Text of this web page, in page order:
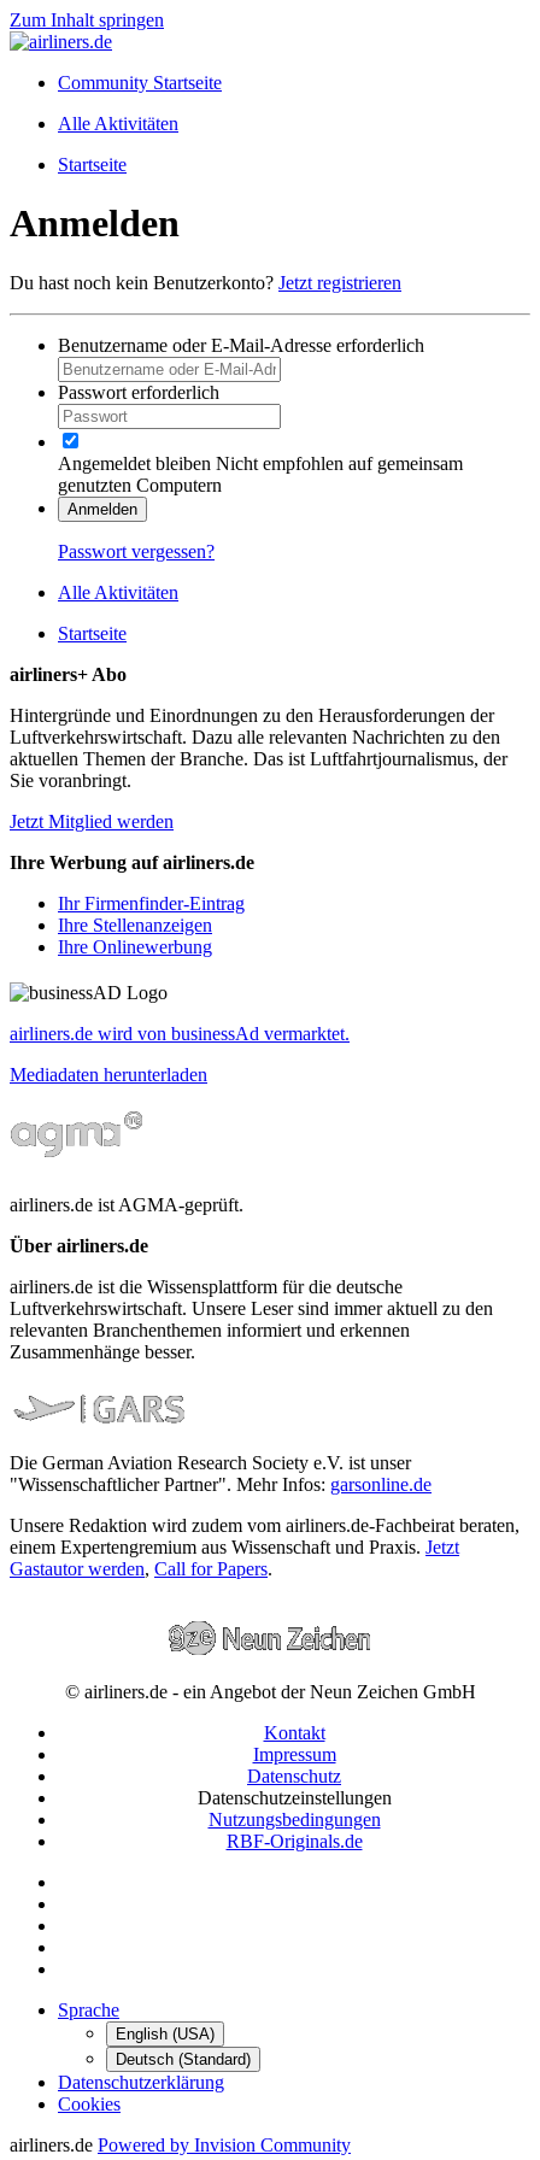
Zum Inhalt springen
Community Startseite
Alle Aktivitäten
Startseite
Anmelden
Du hast noch kein Benutzerkonto? Jetzt registrieren
Benutzername oder E-Mail-Adresse erforderlich
Passwort erforderlich
Angemeldet bleiben Nicht empfohlen auf gemeinsam
genutzten Computern
Anmelden
Passwort vergessen?
Alle Aktivitäten
Startseite
airliners+ Abo
Hintergründe und Einordnungen zu den Herausforderungen der
Luftverkehrswirtschaft. Dazu alle relevanten Nachrichten zu den
aktuellen Themen der Branche. Das ist Luftfahrtjournalismus, der
Sie voranbringt.
Jetzt Mitglied werden
Ihre Werbung auf airliners.de
Ihr Firmenfinder-Eintrag
Ihre Stellenanzeigen
Ihre Onlinewerbung
airliners.de wird von businessAd vermarktet.
Mediadaten herunterladen
airliners.de ist AGMA-geprüft.
Über airliners.de
airliners.de ist die Wissensplattform für die deutsche
Luftverkehrswirtschaft. Unsere Leser sind immer aktuell zu den
relevanten Branchenthemen informiert und erkennen
Zusammenhänge besser.
Die German Aviation Research Society e.V. ist unser
"Wissenschaftlicher Partner". Mehr Infos: garsonline.de
Unsere Redaktion wird zudem vom airliners.de-Fachbeirat beraten,
einem Expertengremium aus Wissenschaft und Praxis. Jetzt
Gastautor werden, Call for Papers.
© airliners.de - ein Angebot der Neun Zeichen GmbH
Kontakt
Impressum
Datenschutz
Datenschutzeinstellungen
Nutzungsbedingungen
RBF-Originals.de
Sprache
English (USA)
Deutsch (Standard)
Datenschutzerklärung
Cookies
airliners.de Powered by Invision Community